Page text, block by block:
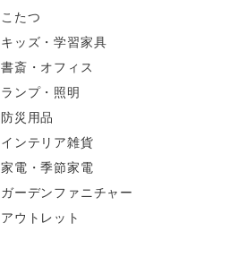
こたつ
キッズ・学習家具
書斎・オフィス
ランプ・照明
防災用品
インテリア雑貨
家電・季節家電
ガーデンファニチャー
アウトレット